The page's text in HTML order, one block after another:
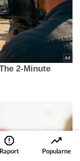
Raport
Popularne